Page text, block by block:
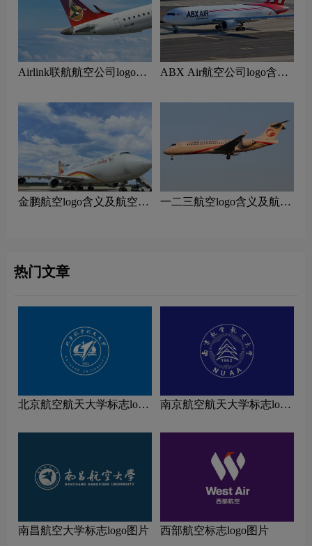
Airlink联航航空公司logo含
ABX Air航空公司logo含义
‌金鹏航空logo含义及航空品
一二三航空logo含义及航空
热门文章
北京航空航天大学标志logo
南京航空航天大学标志logo
南昌航空大学标志logo图片 西部航空标志logo图片